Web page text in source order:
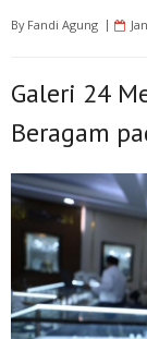
By Fandi Agung
Galeri 24
Beragam